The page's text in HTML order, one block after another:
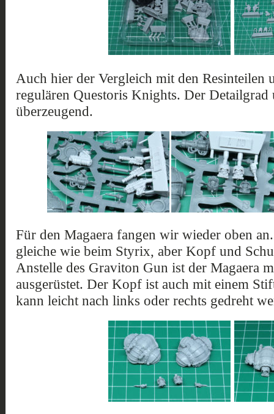
Auch hier der Vergleich mit den Resinteilen
regulären Questoris Knights. Der Detailgrad
überzeugend.
Für den Magaera fangen wir wieder oben
gleiche wie beim Styrix, aber Kopf und
Anstelle des Graviton Gun ist der Magaera
ausgerüstet. Der Kopf ist auch mit einem
kann leicht nach links oder rechts gedreht